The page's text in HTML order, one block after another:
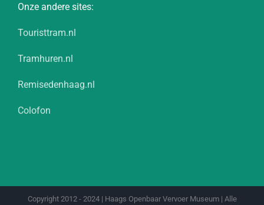
Onze andere sites:
Touristtram.nl
Tramhuren.nl
Remisedenhaag.nl
Colofon
Copyright 2012 - 2024 | Haags Openbaar Vervoer Museum | Alle